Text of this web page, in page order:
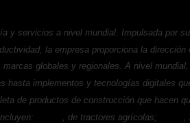
y servicios a nivel mundial. Impulsada por
la empresa proporciona la dirección
globales y regionales. A nivel mundial,
hasta implementos y tecnologías digitales
de productos de construcción que hacen
, de tractores agrícolas;